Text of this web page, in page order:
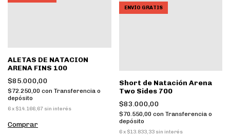
ALETAS DE NATACION
ARENA FINS 100
$85.000,00
$72.250,00 con Transferencia o
depósito
6x $14.166,67 sin interés
Comprar
ENVÍO GRATIS
Short de Natación Arena
Two Sides 700
$83.000,00
$70.550,00 con Transferencia o
depósito
6 x $13.833,33 sin interés